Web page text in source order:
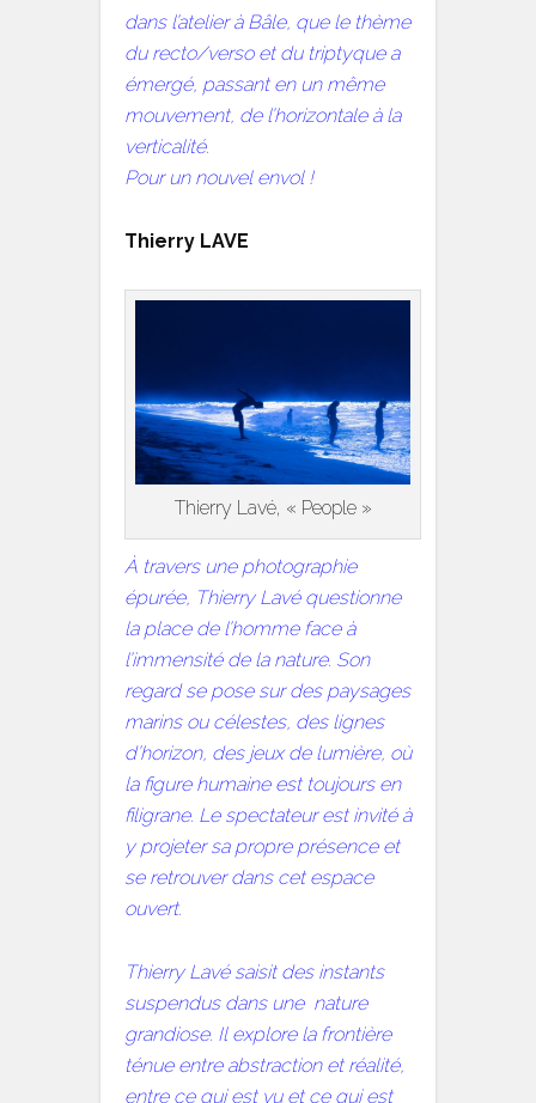
dans l’atelier à Bâle, que le thème
du recto/verso et du triptyque a
émergé, passant en un même
mouvement, de l’horizontale à la
verticalité.
Pour un nouvel envol !
Thierry LAVE
Thierry Lavé, « People »
À travers une photographie
épurée, Thierry Lavé questionne
la place de l’homme face à
l’immensité de la nature. Son
regard se pose sur des paysages
marins ou célestes, des lignes
d’horizon, des jeux de lumière, où
la figure humaine est toujours en
filigrane. Le spectateur est invité à
y projeter sa propre présence et
se retrouver dans cet espace
ouvert.
Thierry Lavé saisit des instants
suspendus dans une nature
grandiose. Il explore la frontière
ténue entre abstraction et réalité,
entre ce qui est vu et ce qui est